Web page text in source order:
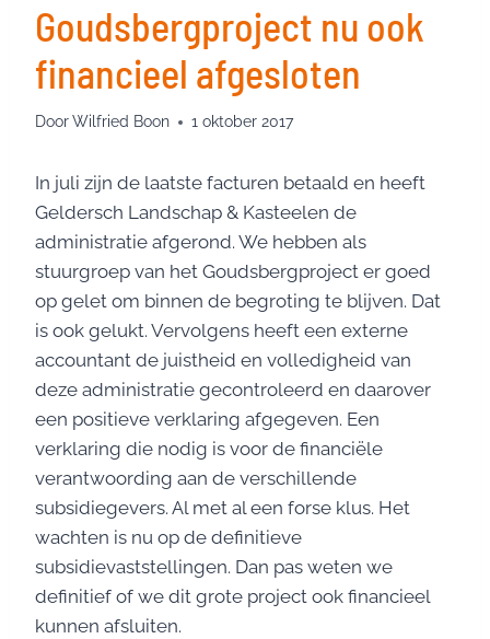
Goudsbergproject nu ook
financieel afgesloten
DoorWilfried Boon 1 oktober 2017
In juli zijn de laatste facturen betaald en heeft
Geldersch Landschap & Kasteelen de
administratie afgerond. We hebben als
stuurgroep van het Goudsbergproject er goed
op gelet om binnen de begroting te blijven. Dat
is ook gelukt. Vervolgens heeft een externe
accountant de juistheid en volledigheid van
deze administratie gecontroleerd en daarover
een positieve verklaring afgegeven. Een
verklaring die nodig is voor de financiële
verantwoording aan de verschillende
subsidiegevers. Al met al een forse klus. Het
wachten is nu op de definitieve
subsidievaststellingen. Dan pas weten we
definitief of we dit grote project ook financieel
kunnen afsluiten.